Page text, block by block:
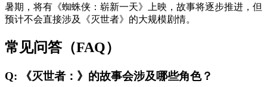
暑期，将有《蜘蛛侠：崭新一天》上映，故事将逐步推进，但
预计不会直接涉及《灭世者》的大规模剧情。
常见问答（FAQ）
Q: 《灭世者：》的故事会涉及哪些角色？